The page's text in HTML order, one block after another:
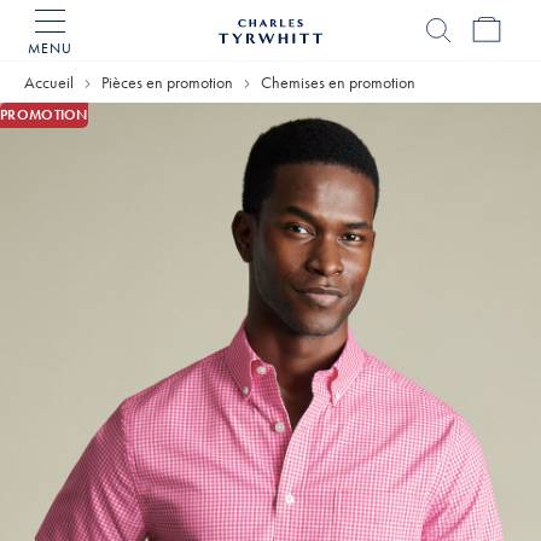
MENU
Tyrwhitt
Accueil Pièces en promotion Chemises en promotion
PROMOTION